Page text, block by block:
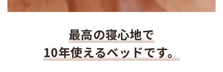
最高の寝心地で
10年使えるベッドです。